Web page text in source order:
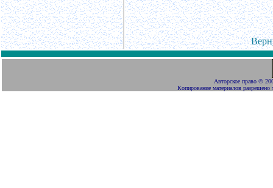
Авторское право ©
Копирование материалов